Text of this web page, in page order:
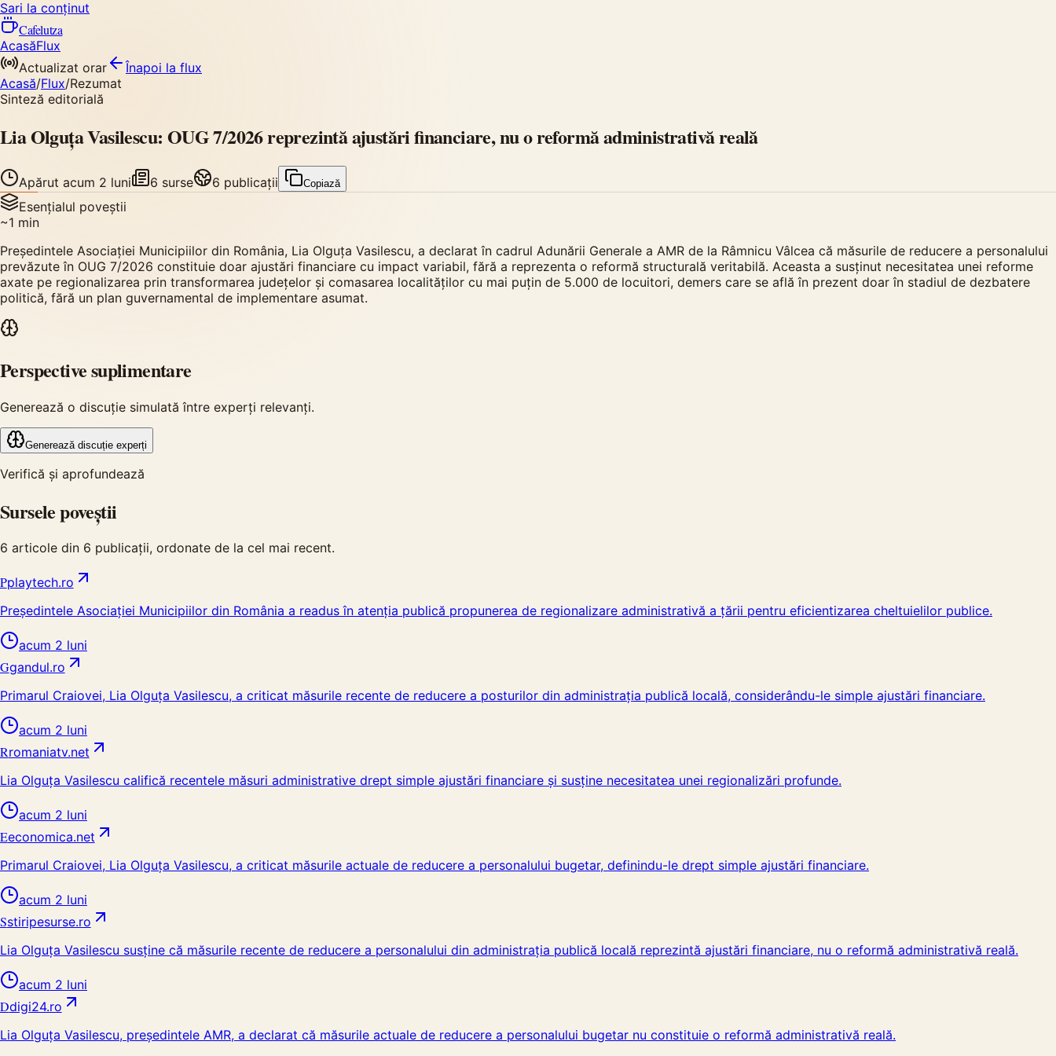
Sari la conținut
Cafelutza
AcasăFlux
Actualizat orar
Înapoi la flux
Acasă/Flux/Rezumat
Sinteză editorială
Lia Olguța Vasilescu: OUG 7/2026 reprezintă ajustări financiare, nu o reformă administrativă reală
Apărut acum 2 luni 6 surse 6 publicații Copiază
Esențialul poveștii
~1 min
Președintele Asociației Municipiilor din România, Lia Olguța Vasilescu, a declarat în cadrul Adunării Generale a AMR de la Râmnicu Vâlcea că măsurile de reducere a personalului
prevăzute în OUG 7/2026 constituie doar ajustări financiare cu impact variabil, fără a reprezenta o reformă structurală veritabilă. Aceasta a susținut necesitatea unei reforme
axate pe regionalizarea prin transformarea județelor și comasarea localităților cu mai puțin de 5.000 de locuitori, demers care se află în prezent doar în stadiul de dezbatere
politică, fără un plan guvernamental de implementare asumat.
Perspective suplimentare
Generează o discuție simulată între experți relevanți.
Generează discuție experți
Verifică și aprofundează
Sursele poveștii
6 articole din 6 publicații, ordonate de la cel mai recent.
Pplaytech.ro
Președintele Asociației Municipiilor din România a readus în atenția publică propunerea de regionalizare administrativă a țării pentru eficientizarea cheltuielilor publice.
acum 2 luni
Ggandul.ro
Primarul Craiovei, Lia Olguța Vasilescu, a criticat măsurile recente de reducere a posturilor din administrația publică locală, considerându-le simple ajustări financiare.
acum 2 luni
Rromaniatv.net
Lia Olguța Vasilescu califică recentele măsuri administrative drept simple ajustări financiare și susține necesitatea unei regionalizări profunde.
acum 2 luni
Eeconomica.net
Primarul Craiovei, Lia Olguţa Vasilescu, a criticat măsurile actuale de reducere a personalului bugetar, definindu-le drept simple ajustări financiare.
acum 2 luni
Sstiripesurse.ro
Lia Olguța Vasilescu susține că măsurile recente de reducere a personalului din administrația publică locală reprezintă ajustări financiare, nu o reformă administrativă reală.
acum 2 luni
Ddigi24.ro
Lia Olguța Vasilescu, președintele AMR, a declarat că măsurile actuale de reducere a personalului bugetar nu constituie o reformă administrativă reală.